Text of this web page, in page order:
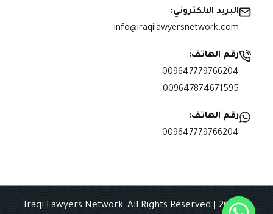
البريد الالكتروني:
info@iraqilawyersnetwork.com
رقم الهاتف:
009647779766204
009647874671595
رقم الهاتف:
009647779766204
© 2025 Iraqi Lawyers Network, All Rights Reserved |